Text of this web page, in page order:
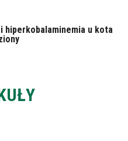
hiperkobalaminemia u kota